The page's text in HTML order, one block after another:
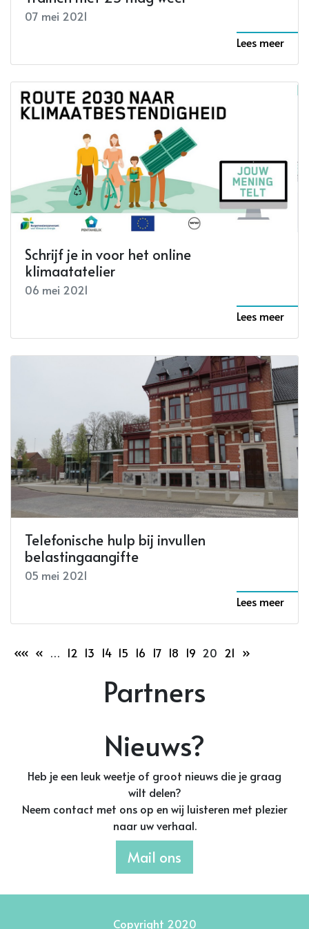
07 mei 2021
Lees meer
Schrijf je in voor het online
klimaatatelier
06 mei 2021
Lees meer
Telefonische hulp bij invullen
belastingaangifte
05 mei 2021
Lees meer
«« « … 12 13 14 15 16 17 18 19 20 21 »
Partners
Nieuws?
Heb je een leuk weetje of groot nieuws die je graag
wilt delen?
Neem contact met ons op en wij luisteren met plezier
naar uw verhaal.
Mail ons
Copyright 2020